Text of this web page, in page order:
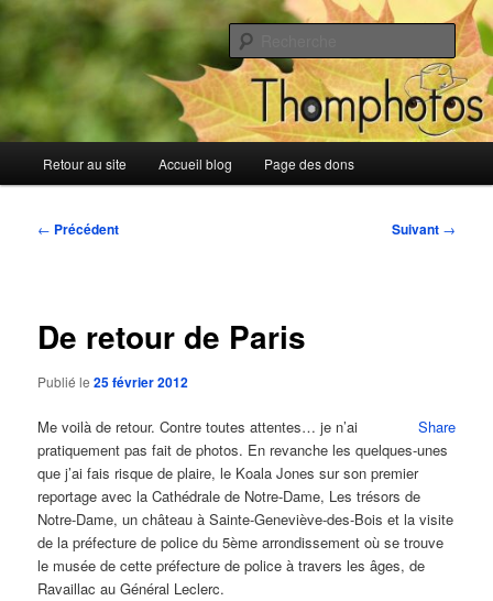
Aller
au
Blog de Thomphotos
Blog de Thomphotos
principal
Retour au site Accueil blog Page des dons
Navigation
← Précédent Suivant →
De retour de Paris
Publié le25 février 2012
Share
Me voilà de retour. Contre toutes attentes… je n’ai
pratiquement pas fait de photos. En revanche les quelques-unes
que j’ai fais risque de plaire, le Koala Jones sur son premier
reportage avec la Cathédrale de Notre-Dame, Les trésors de
Notre-Dame, un château à Sainte-Geneviève-des-Bois et la visite
de la préfecture de police du 5ème arrondissement où se trouve
le musée de cette préfecture de police à travers les âges, de
Ravaillac au Général Leclerc.